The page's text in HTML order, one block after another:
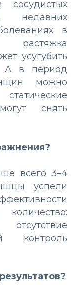
недавних
в
усугубить
А в период
можно
снять
всего 3–4
успели
контроль